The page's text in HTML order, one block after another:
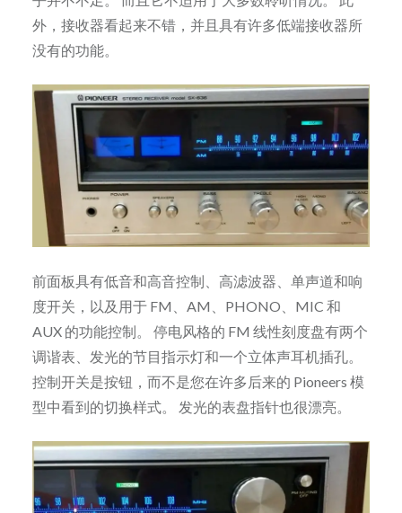
外，接收器看起来不错，并且具有许多低端接收器所
没有的功能。
前面板具有低音和高音控制、高滤波器、单声道和响
度开关，以及用于 FM、AM、PHONO、MIC 和
AUX 的功能控制。 停电风格的 FM 线性刻度盘有两个
调谐表、发光的节目指示灯和一个立体声耳机插孔。
控制开关是按钮，而不是您在许多后来的 Pioneers 模
型中看到的切换样式。 发光的表盘指针也很漂亮。